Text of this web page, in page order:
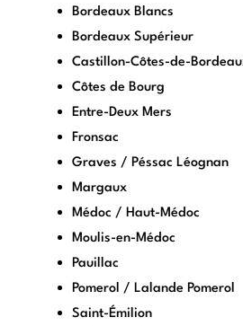
Bordeaux Blancs
Bordeaux Supérieur
Castillon-Côtes-de-
Côtes de Bourg
Entre-Deux Mers
Fronsac
Graves / Péssac Léognan
Margaux
Médoc / Haut-Médoc
Moulis-en-Médoc
Pauillac
Pomerol / Lalande Pomerol
Saint-Émilion